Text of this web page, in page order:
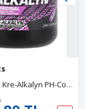
EFX Sports Kre-Alkalyn PH-Correct Creatine U.S.Patent 240 KAPSUL.Abd Menşei 66.